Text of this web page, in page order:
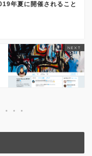
年夏に開催されること